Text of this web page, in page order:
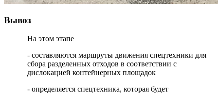
Вывоз
На этом этапе
- составляются маршруты движения спецтехники для
сбора разделенных отходов в соответствии с
дислокацией контейнерных площадок
- определяется спецтехника, которая будет